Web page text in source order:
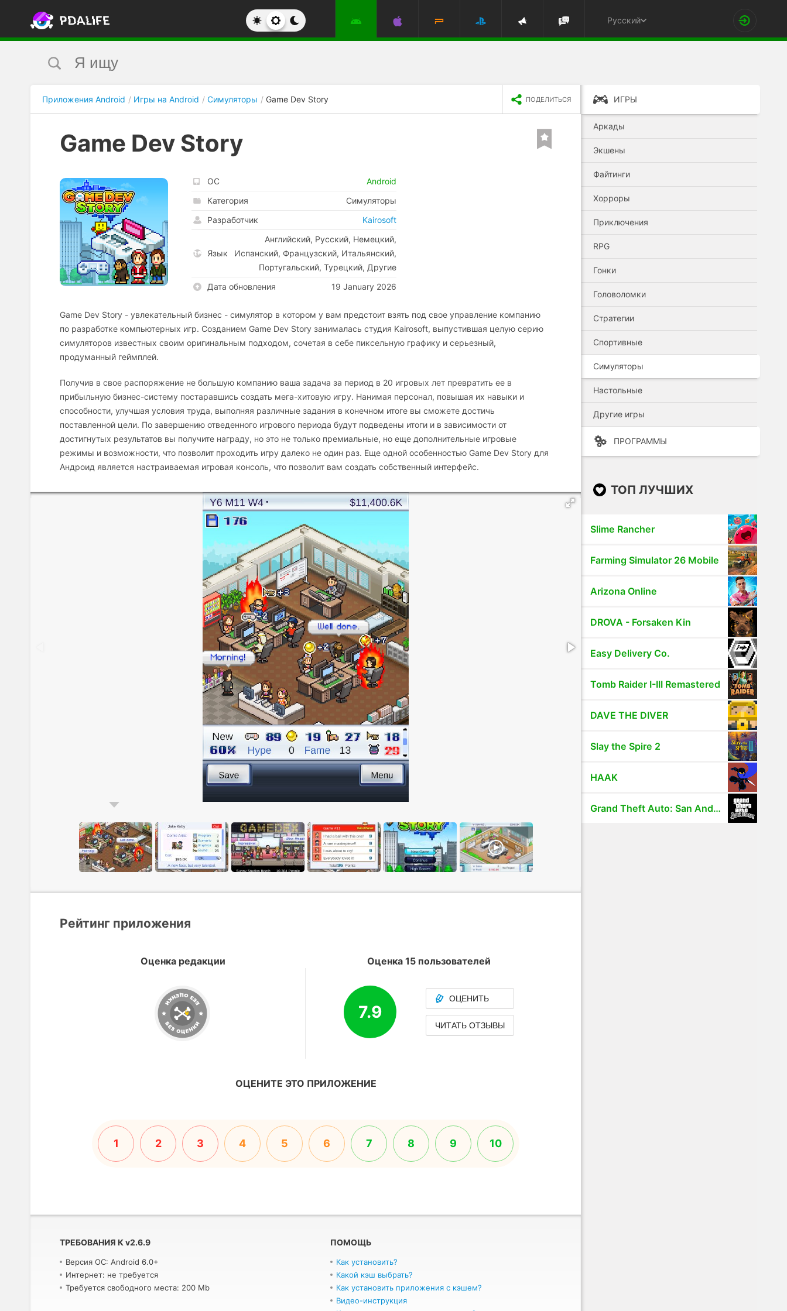
Русский
Приложения Android Игры на Android Симуляторы Game Dev Story ПОДЕЛИТЬСЯ
Game Dev Story
ОС
Android
Категория
Симуляторы
Разработчик
Kairosoft
Язык
Английский, Русский, Немецкий,
Испанский, Французский, Итальянский,
Португальский, Турецкий, Другие
Дата обновления
19 January 2026
Game Dev Story - увлекательный бизнес - симулятор в котором у вам предстоит взять под свое управление компанию
по разработке компьютерных игр. Созданием Game Dev Story занималась студия Kairosoft, выпустившая целую серию
симуляторов известных своим оригинальным подходом, сочетая в себе пиксельную графику и серьезный,
продуманный геймплей.
Получив в свое распоряжение не большую компанию ваша задача за период в 20 игровых лет превратить ее в
прибыльную бизнес-систему постаравшись создать мега-хитовую игру. Нанимая персонал, повышая их навыки и
способности, улучшая условия труда, выполняя различные задания в конечном итоге вы сможете достичь
поставленной цели. По завершению отведенного игрового периода будут подведены итоги и в зависимости от
достигнутых результатов вы получите награду, но это не только премиальные, но еще дополнительные игровые
режимы и возможности, что позволит проходить игру далеко не один раз. Еще одной особенностью Game Dev Story для
Андроид является настраиваемая игровая консоль, что позволит вам создать собственный интерфейс.
Рейтинг приложения
Оценка редакции Оценка 15 пользователей
7.9
ОЦЕНИТЬ
ЧИТАТЬ ОТЗЫВЫ
ОЦЕНИТЕ ЭТО ПРИЛОЖЕНИЕ
1 2 3 4 5 6 7 8 9 10
ТРЕБОВАНИЯ К v2.6.9
Версия ОС: Android 6.0+
Интернет: не требуется
Требуется свободного места: 200 Mb
ПОМОЩЬ
Как установить?
Какой кэш выбрать?
Как установить приложения с кэшем?
Видео-инструкция
ИГРЫ
Аркады
Экшены
Файтинги
Хорроры
Приключения
RPG
Гонки
Головоломки
Стратегии
Спортивные
Симуляторы
Настольные
Другие игры
ПРОГРАММЫ
ТОП ЛУЧШИХ
Slime Rancher
Farming Simulator 26 Mobile
Arizona Online
DROVA - Forsaken Kin
Easy Delivery Co.
Tomb Raider I-III Remastered
DAVE THE DIVER
Slay the Spire 2
HAAK
Grand Theft Auto: San Andreas